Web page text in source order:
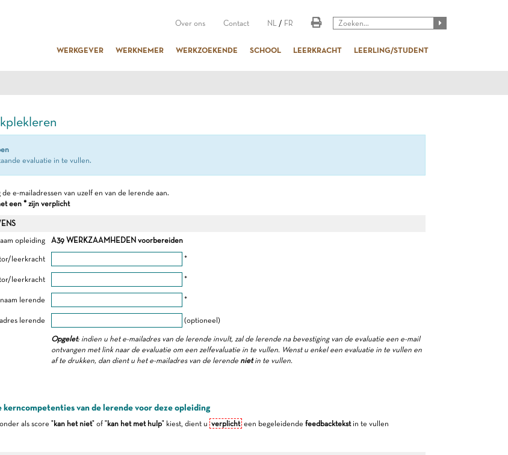
Over ons Contact NL / FR
WERKGEVER WERKNEMER WERKZOEKENDE SCHOOL LEERKRACHT LEERLING/STUDENT
evaluatie in te vullen.
e-mailadressen van uzelf en van de lerende aan.
een * zijn verplicht
opleiding
A39 WERKZAAMHEDEN voorbereiden
leerkracht *
leerkracht *
naam lerende *
lerende (optioneel)
Opgelet: indien u het e-mailadres van de lerende invult, zal de lerende na bevestiging van de evaluatie een e-mail
ontvangen met link naar de evaluatie om een zelfevaluatie in te vullen. Wenst u enkel een evaluatie in te vullen en
af te drukken, dan dient u het e-mailadres van de lerende nietin te vullen.
kerncompetenties van de lerende voor deze opleiding
als score "kan het niet" of "kan het met hulp" kiest, dient u verplichteen begeleidende feedbacktekstin te vullen